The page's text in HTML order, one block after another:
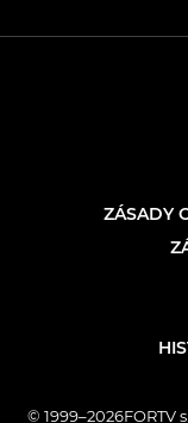
ZÁSADY
© 1999–2026FORTV